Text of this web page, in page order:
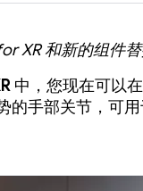
XR 和新的组件
中，您现在可以
的手部关节，可